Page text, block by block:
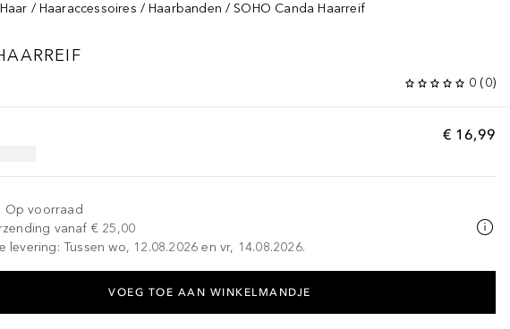
Haar Haaraccessoires Haarbanden SOHO Canda Haarreif
0 (0)
€ 16,99
Op voorraad
vanaf € 25,00
levering: Tussen wo, 12.08.2026 en vr, 14.08.2026.
VOEG TOE AAN WINKELMANDJE